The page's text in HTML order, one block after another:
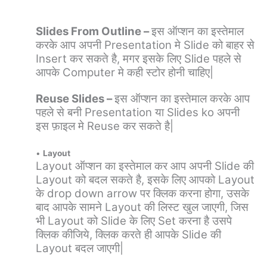
Slides From Outline –इस ऑप्शन का इस्तेमाल
करके आप अपनी Presentation मे Slide को बाहर से
Insert कर सकते है, मगर इसके लिए Slide पहले से
आपके Computer मे कही स्टोर होनी चाहिए|
Reuse Slides –इस ऑप्शन का इस्तेमाल करके आप
पहले से बनी Presentation या Slides ko अपनी
इस फ़ाइल मे Reuse कर सकते है|
• Layout
Layout ऑप्शन का इस्तेमाल कर आप अपनी Slide की
Layout को बदल सकते है, इसके लिए आपको Layout
के drop down arrow पर क्लिक करना होगा, उसके
बाद आपके सामने Layout की लिस्ट खुल जाएगी, जिस
भी Layout को Slide के लिए Set करना है उसपे
क्लिक कीजिये, क्लिक करते ही आपके Slide की
Layout बदल जाएगी|